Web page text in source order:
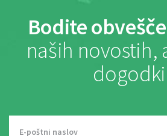
Bodite
naših novostih,